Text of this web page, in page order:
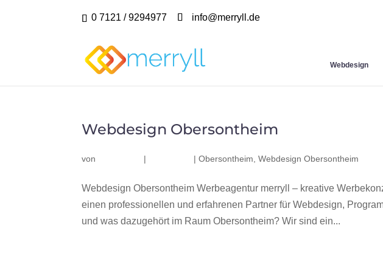
0 7121 / 9294977 info@merryll.de
Webdesign
Webdesign Obersontheim
von | |Obersontheim ,Webdesign Obersontheim
Webdesign Obersontheim Werbeagentur merryll – kreative
einen professionellen und erfahrenen Partner für Webdesign,
und was dazugehört im Raum Obersontheim? Wir sind ein...